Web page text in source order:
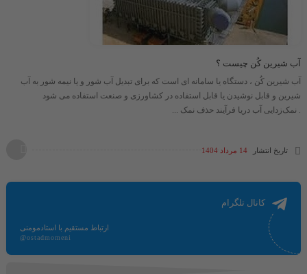
آب شیرین کُن چیست ؟
آب شیرین کُن ، دستگاه یا سامانه ای است که برای تبدیل آب شور و یا نیمه شور به آب
شیرین و قابل نوشیدن یا قابل استفاده در کشاورزی و صنعت استفاده می شود
. نمک‌زدایی آب دریا فرآیند حذف نمک ...
تاریخ انتشار 14 مرداد 1404
کانال تلگرام
ارتباط مستقیم با استادمومنی
@ostadmomeni